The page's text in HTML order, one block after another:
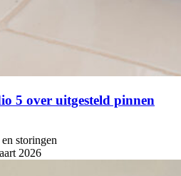
5 over uitgesteld pinnen
storingen
2026